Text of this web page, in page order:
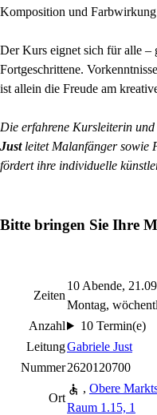
Komposition und Farbwirkung
Der Kurs eignet sich für alle –
Fortgeschrittene.
ist allein die Freude am
Die erfahrene Kursleiterin
Justleitet Malanfänger sowie
fördert ihre individuelle
Bitte bringen Sie Ihre
Zeiten
10 Abende,
Montag,
Anzahl
10 Termin(e)
LeitungGabriele Just
Nummer2620120700
Ort
, Obere
Raum 1.15, 1